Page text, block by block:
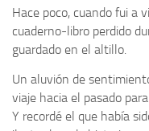
Hace poco, cuando fui a
cuaderno-libro perdido
guardado en el altillo.
Un aluvión de
viaje hacia el pasado
Y recordé el que había